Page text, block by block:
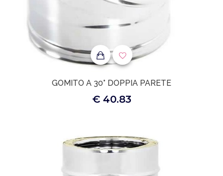
GOMITO A 30° DOPPIA PARETE
€ 40.83